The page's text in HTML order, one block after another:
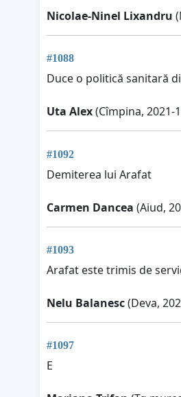
Nicolae-Ninel Lixandru
#1088
Duce o politică sanitară
Uta Alex(Cîmpina, 2021-
#1092
Demiterea lui Arafat
Carmen Dancea (Aiud,
#1093
Arafat este trimis de
Nelu Balanesc(Deva,
#1097
E